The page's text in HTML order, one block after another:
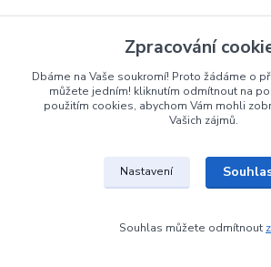
Zpracování
Dbáme na Vaše soukromí! Proto žádáme o
můžete jedním! kliknutím odmítnout na
použitím cookies, abychom Vám mohli
Vašich zájmů.
Nastavení
Souhlas můžete odmítnout